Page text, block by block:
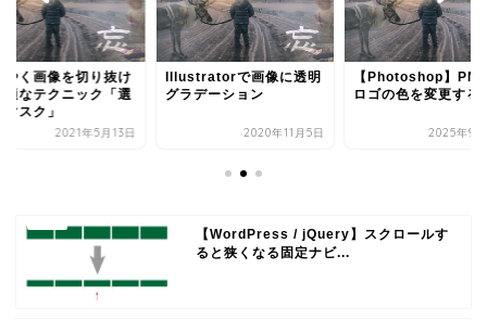
やく画像を切り抜け
適なテクニック「選
スク」
2021年5月13日
Illustratorで画像に透明
グラデーション
2020年11月5日
【Photoshop】
ロゴの色を変更する
2025年9
【WordPress / jQuery】スクロールす
ると狭くなる固定ナビ...